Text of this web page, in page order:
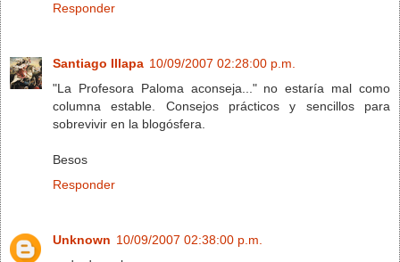
Responder
Santiago Illapa 10/09/2007 02:28:00 p.m.
"La Profesora Paloma aconseja..." no estaría mal como
columna estable. Consejos prácticos y sencillos para
sobrevivir en la blogósfera.
Besos
Responder
Unknown 10/09/2007 02:38:00 p.m.